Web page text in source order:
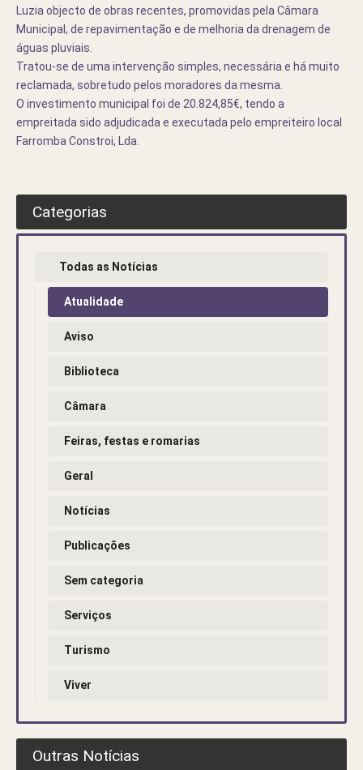
Luzia objecto de obras recentes, promovidas pela Câmara
Municipal, de repavimentação e de melhoria da drenagem de
águas pluviais.
Tratou-se de uma intervenção simples, necessária e há muito
reclamada, sobretudo pelos moradores da mesma.
O investimento municipal foi de 20.824,85€, tendo a
empreitada sido adjudicada e executada pelo empreiteiro local
Farromba Constroi, Lda.
Categorias
Todas as Notícias
Atualidade
Aviso
Biblioteca
Câmara
Feiras, festas e romarias
Geral
Notícias
Publicações
Sem categoria
Serviços
Turismo
Viver
Outras Notícias